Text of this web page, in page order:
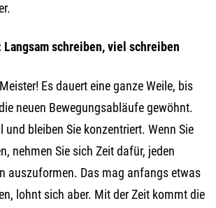
schreiben, viel schreiben
Es dauert eine ganze Weile, bis
neuen Bewegungsabläufe gewöhnt.
und bleiben Sie konzentriert. Wenn Sie
nehmen Sie sich Zeit dafür, jeden
auszuformen. Das mag anfangs etwas
lohnt sich aber. Mit der Zeit kommt die